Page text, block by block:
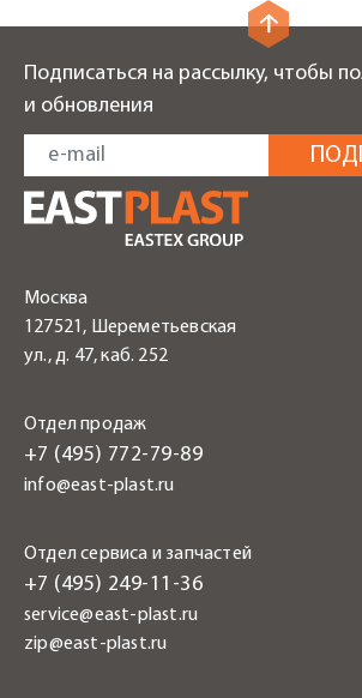
Подписаться на рассылку, чтобы
и обновления
Москва
127521, Шереметьевская
ул., д. 47, каб. 252
Отдел продаж
+7 (495) 772-79-89
info@east-plast.ru
Отдел сервиса и запчастей
+7 (495) 249-11-36
service@east-plast.ru
zip@east-plast.ru